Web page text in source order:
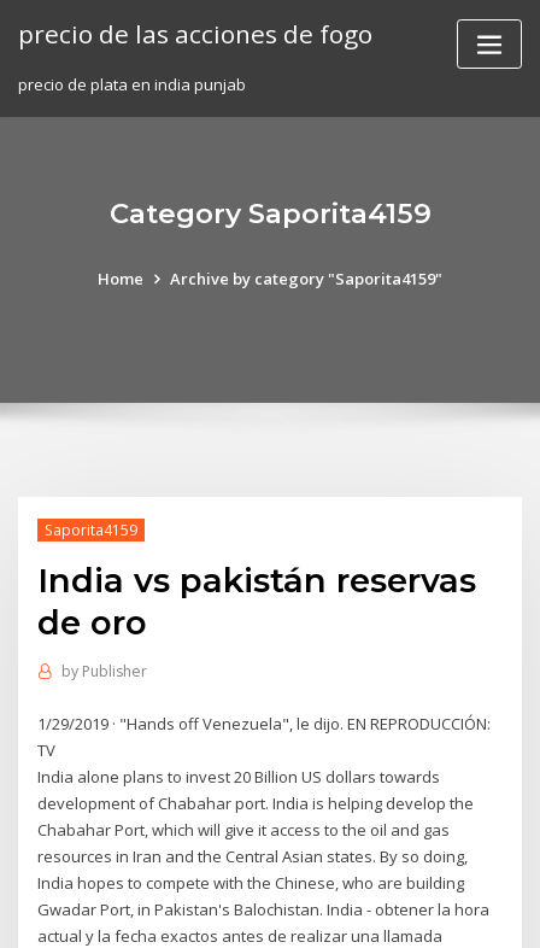
precio de las acciones de fogo
precio de plata en india punjab
Category Saporita4159
Home Archive by category "Saporita4159"
Saporita4159
India vs pakistán reservas
de oro
by Publisher
1/29/2019 · "Hands off Venezuela", le dijo. EN REPRODUCCIÓN:
TV
India alone plans to invest 20 Billion US dollars towards
development of Chabahar port. India is helping develop the
Chabahar Port, which will give it access to the oil and gas
resources in Iran and the Central Asian states. By so doing,
India hopes to compete with the Chinese, who are building
Gwadar Port, in Pakistan's Balochistan. India - obtener la hora
actual y la fecha exactos antes de realizar una llamada